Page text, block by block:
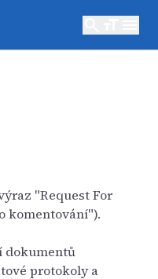
"Request For
komentování").
dokumentů
protokoly a